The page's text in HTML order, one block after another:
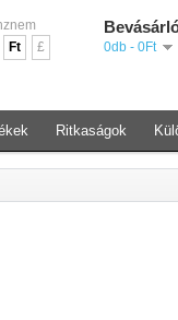
Ft
£
0db - 0Ft
Ritkaságok